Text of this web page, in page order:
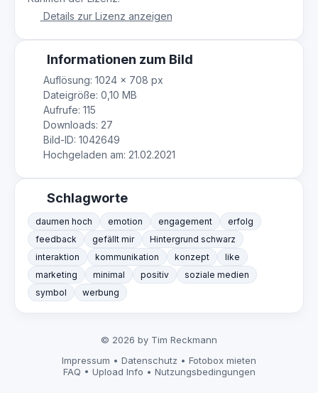
Details zur Lizenz anzeigen
Informationen zum Bild
Auflösung: 1024 × 708 px
Dateigröße: 0,10 MB
Aufrufe: 115
Downloads: 27
Bild-ID: 1042649
Hochgeladen am: 21.02.2021
Schlagworte
daumen hoch emotion engagement
erfolg
feedback
gefällt mir
Hintergrund schwarz
interaktion
kommunikation konzept
like
marketing
minimal positiv
soziale medien
symbol
werbung
© 2026 by Tim Reckmann
Impressum • Datenschutz • Fotobox mieten
FAQ • Upload Info • Nutzungsbedingungen